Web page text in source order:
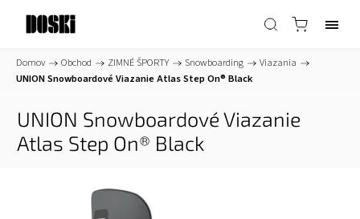
Domov / Obchod / ZIMNÉ ŠPORTY / Snowboarding / Viazania /
UNION Snowboardové Viazanie Atlas Step On® Black
UNION Snowboardové Viazanie
Atlas Step On® Black